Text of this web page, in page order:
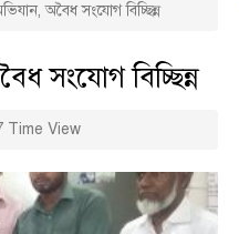
অবৈধ সংযোগ বিচ্ছিন্ন
সংযোগ বিচ্ছিন্ন
Time View